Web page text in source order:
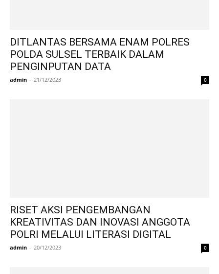
DITLANTAS BERSAMA ENAM POLRES
POLDA SULSEL TERBAIK DALAM
PENGINPUTAN DATA
admin - 21/12/2023 0
RISET AKSI PENGEMBANGAN
KREATIVITAS DAN INOVASI ANGGOTA
POLRI MELALUI LITERASI DIGITAL
admin - 20/12/2023 0